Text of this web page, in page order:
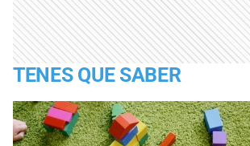
TENES QUE SABER